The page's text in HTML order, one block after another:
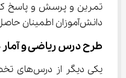
تمرین و پرسش و پاسخ
دانش‌آموزان اطمینان حاصل نماید.
طرح درس ریاضی و آمار
یکی دیگر